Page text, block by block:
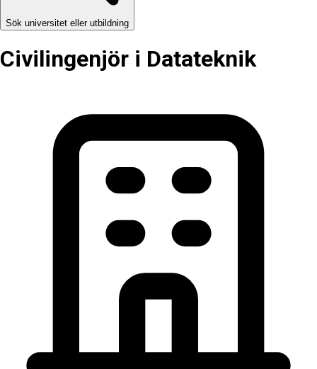
Sök universitet eller utbildning
Civilingenjör i Datateknik